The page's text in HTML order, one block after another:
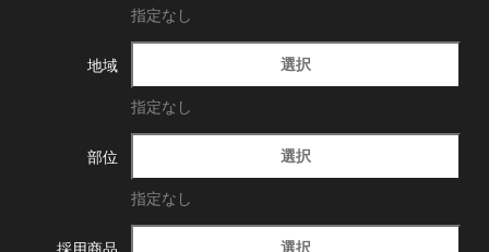
指定なし
地域 選択
指定なし
部位 選択
指定なし
採用商品 選択